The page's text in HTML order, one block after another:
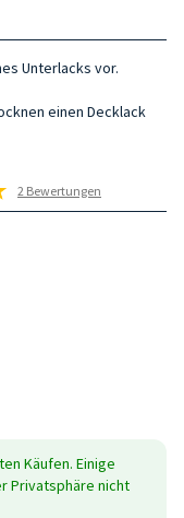
Unterlacks vor.
einen Decklack
2 Bewertungen
Käufen. Einige
Privatsphäre nicht